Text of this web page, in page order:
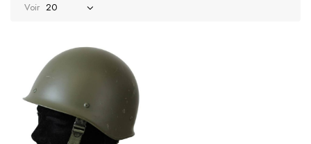
Voir